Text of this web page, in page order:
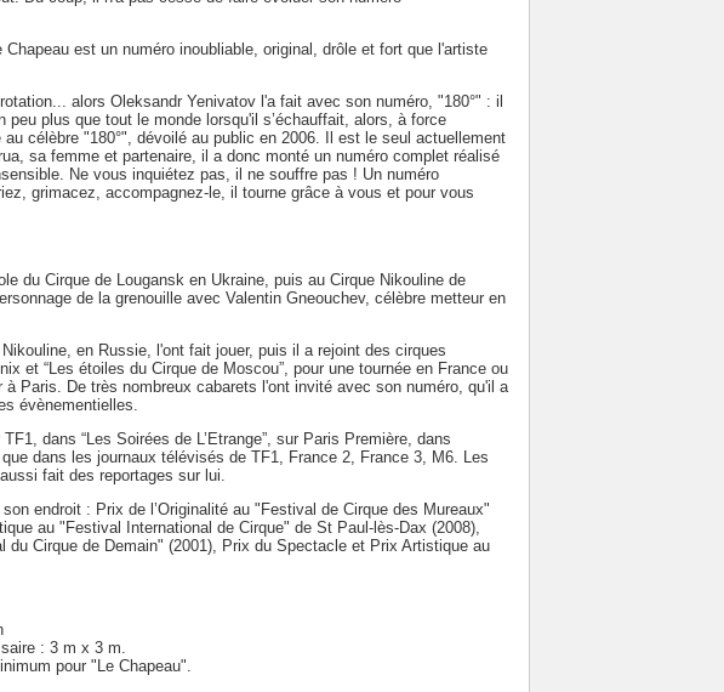
est un numéro inoubliable, original, drôle et fort que l'artiste
alors Oleksandr Yenivatov l'a fait avec son numéro, "180°" : il
peu plus que tout le monde lorsqu'il s’échauffait, alors, à force
célèbre "180°", dévoilé au public en 2006. Il est le seul actuellement
sa femme et partenaire, il a donc monté un numéro complet réalisé
Ne vous inquiétez pas, il ne souffre pas ! Un numéro
grimacez, accompagnez-le, il tourne grâce à vous et pour vous
du Cirque de Lougansk en Ukraine, puis au Cirque Nikouline de
de la grenouille avec Valentin Gneouchev, célèbre metteur en
en Russie, l'ont fait jouer, puis il a rejoint des cirques
et “Les étoiles du Cirque de Moscou”, pour une tournée en France ou
à Paris. De très nombreux cabarets l'ont invité avec son numéro, qu'il a
évènementielles.
dans “Les Soirées de L’Etrange”, sur Paris Première, dans
dans les journaux télévisés de TF1, France 2, France 3, M6. Les
fait des reportages sur lui.
endroit : Prix de l’Originalité au "Festival de Cirque des Mureaux"
au "Festival International de Cirque" de St Paul-lès-Dax (2008),
du Cirque de Demain" (2001), Prix du Spectacle et Prix Artistique au
: 3 m x 3 m.
pour "Le Chapeau".